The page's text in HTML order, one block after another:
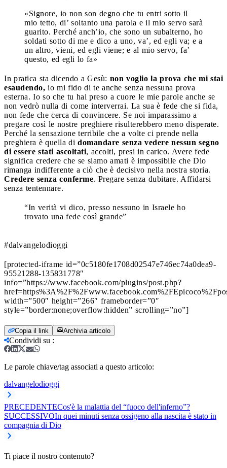
«Signore, io non son degno che tu entri sotto il
mio tetto, di’ soltanto una parola e il mio servo sarà
guarito. Perché anch’io, che sono un subalterno, ho
soldati sotto di me e dico a uno, va’, ed egli va; e a
un altro, vieni, ed egli viene; e al mio servo, fa’
questo, ed egli lo fa»
In pratica sta dicendo a Gesù: non voglio la prova che mi stai
esaudendo, io mi fido di te anche senza nessuna prova
esterna. Io so che tu hai preso a cuore le mie parole anche se
non vedrò nulla di come interverrai. La sua è fede che si fida,
non fede che cerca di convincere. Se noi imparassimo a
pregare così le nostre preghiere risulterebbero meno disperate.
Perché la sensazione terribile che a volte ci prende nella
preghiera è quella di domandare senza vedere nessun segno
di essere stati ascoltati, accolti, presi in carico. Avere fede
significa credere che se siamo amati è impossibile che Dio
rimanga indifferente a ciò che è decisivo nella nostra storia.
Credere senza conferme. Pregare senza dubitare. Affidarsi
senza tentennare.
“In verità vi dico, presso nessuno in Israele ho
trovato una fede così grande”
#dalvangelodioggi
[protected-iframe id=”0c5180fe1708d02547e746ec74a0dea9-
95521288-135831778″
info=”https://www.facebook.com/plugins/post.php?
width=”500″ height=”266″ frameborder=”0″
style=”border:none;overflow:hidden” scrolling=”no”]
Copia il link Archivia articolo
Condividi su :
Le parole chiave/tag associati a questo articolo:
dalvangelodioggi
PRECEDENTECos'è la malattia del “fuoco dell'inferno”?
SUCCESSIVOIn quei minuti senza ossigeno alla nascita è stato in
compagnia di Dio
Ti piace il nostro contenuto?